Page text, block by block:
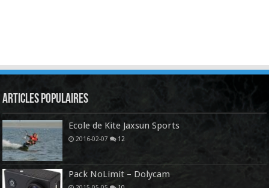
Articles Populaires
Ecole de Kite Jaxsun Sports
2016-02-07 12
Pack NoLimit – Dolycam